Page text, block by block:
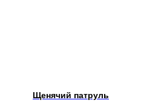
Щенячий патруль